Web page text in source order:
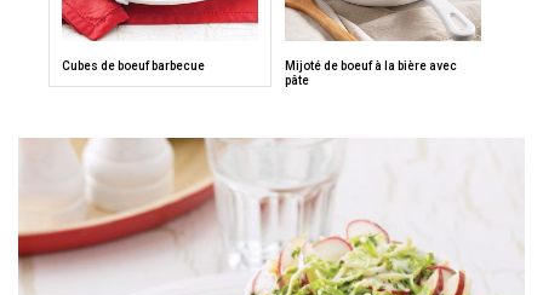
Cubes de boeuf barbecue
Mijoté de boeuf à la bière avec
pâte